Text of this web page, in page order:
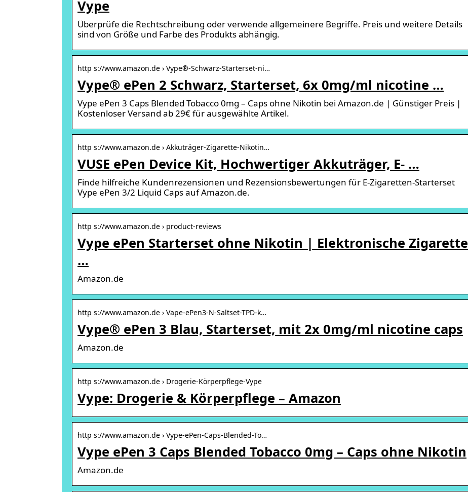
Vype
Überprüfe die Rechtschreibung oder verwende allgemeinere Begriffe. Preis und weitere Details
sind von Größe und Farbe des Produkts abhängig.
http s://www.amazon.de › Vype®-Schwarz-Starterset-ni…
Vype® ePen 2 Schwarz, Starterset, 6x 0mg/ml nicotine …
Vype ePen 3 Caps Blended Tobacco 0mg – Caps ohne Nikotin bei Amazon.de | Günstiger Preis |
Kostenloser Versand ab 29€ für ausgewählte Artikel.
http s://www.amazon.de › Akkuträger-Zigarette-Nikotin…
VUSE ePen Device Kit, Hochwertiger Akkuträger, E- …
Finde hilfreiche Kundenrezensionen und Rezensionsbewertungen für E-Zigaretten-Starterset
Vype ePen 3/2 Liquid Caps auf Amazon.de.
http s://www.amazon.de › product-reviews
Vype ePen Starterset ohne Nikotin | Elektronische Zigarette
…
Amazon.de
http s://www.amazon.de › Vape-ePen3-N-Saltset-TPD-k…
Vype® ePen 3 Blau, Starterset, mit 2x 0mg/ml nicotine caps
Amazon.de
http s://www.amazon.de › Drogerie-Körperpflege-Vype
Vype: Drogerie & Körperpflege – Amazon
http s://www.amazon.de › Vype-ePen-Caps-Blended-To…
Vype ePen 3 Caps Blended Tobacco 0mg – Caps ohne Nikotin
Amazon.de